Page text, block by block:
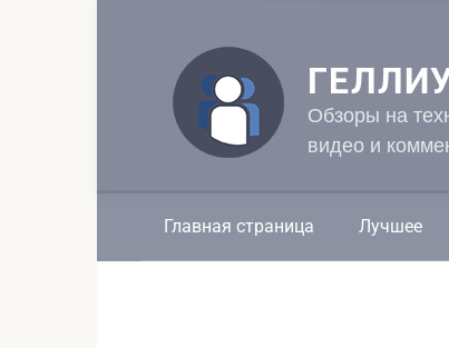
Обзоры на
видео и
Главная страница Лучшее